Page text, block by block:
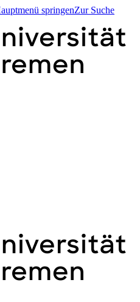
springenZur Suche